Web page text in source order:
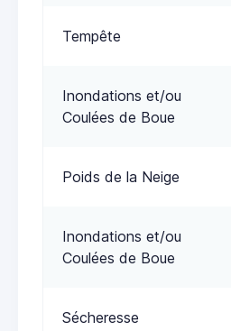
Tempête
Inondations et/ou
Coulées de Boue
Poids de la Neige
Inondations et/ou
Coulées de Boue
Sécheresse